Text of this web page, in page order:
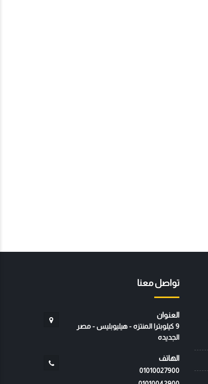
تواصل معنا
العنوان
9 كيلوبترا المنتزه - هيليوبليس - مصر
الجديده
الهاتف
01010027900